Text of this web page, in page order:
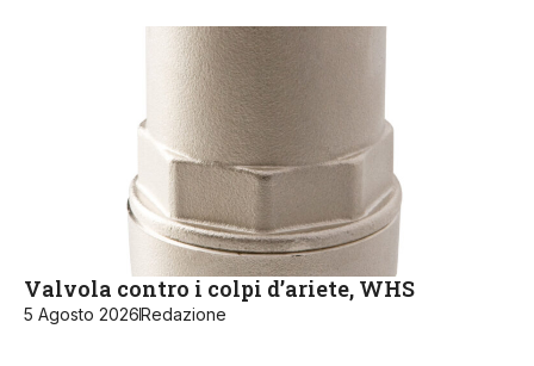
Valvola contro i colpi d’ariete, WHS
5 Agosto 2026Redazione